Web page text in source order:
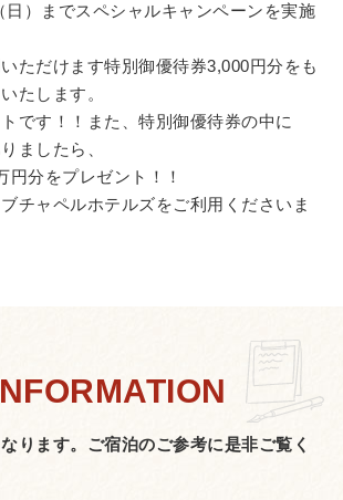
日）までスペシャルキャンペーンを実施
ただけます特別御優待券3,000円分をも
たします。
です！！また、特別御優待券の中に
ましたら、
円分をプレゼント！！
チャペルホテルズをご利用くださいま
ります。 ご宿泊のご参考に是非ご覧く